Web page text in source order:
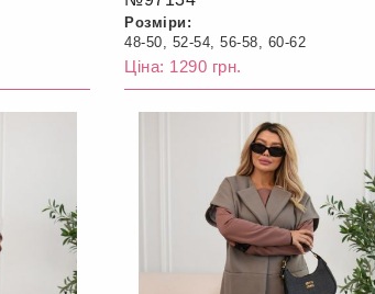
Розміри:
48-50, 52-54, 56-58, 60-62
Ціна: 1290 грн.